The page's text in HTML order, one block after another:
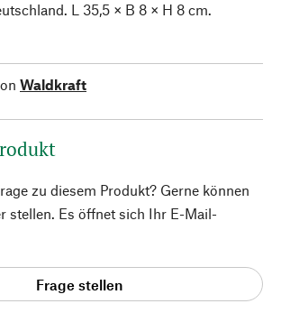
L 35,5 × B 8 × H 8 cm.
Waldkraft
zu diesem Produkt? Gerne können
stellen. Es öffnet sich Ihr E-Mail-
Frage stellen